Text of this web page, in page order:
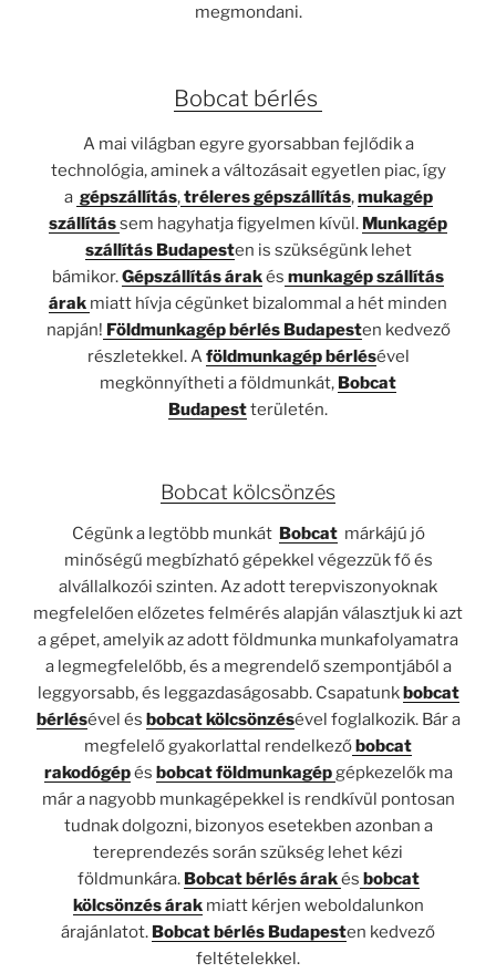
megmondani.
Bobcat bérlés
A mai világban egyre gyorsabban fejlődik a
technológia, aminek a változásait egyetlen piac, így
a gépszállítás,tréleres gépszállítás,mukagép
szállítássem hagyhatja figyelmen kívül. Munkagép
szállítás Budapesten is szükségünk lehet
bámikor.Gépszállítás árakés munkagép szállítás
árak miatt hívja cégünket bizalommal a hét minden
napján! Földmunkagép bérlés Budapesten kedvező
részletekkel. Aföldmunkagép bérlésével
megkönnyítheti a földmunkát, Bobcat
Budapestterületén.
Bobcat kölcsönzés
Cégünk a legtöbb munkát Bobcat márkájú jó
minőségű megbízható gépekkel végezzük fő és
alvállalkozói szinten. Az adott terepviszonyoknak
megfelelően előzetes felmérés alapján választjuk ki azt
a gépet, amelyik az adott földmunka munkafolyamatra
a legmegfelelőbb, és a megrendelő szempontjából a
leggyorsabb, és leggazdaságosabb. Csapatunkbobcat
bérlésével és bobcat kölcsönzésével foglalkozik. Bár a
megfelelő gyakorlattal rendelkezőbobcat
rakodógépés bobcat földmunkagépgépkezelők ma
már a nagyobb munkagépekkel is rendkívül pontosan
tudnak dolgozni, bizonyos esetekben azonban a
tereprendezés során szükség lehet kézi
földmunkára. Bobcat bérlés árakés bobcat
kölcsönzés árakmiatt kérjen weboldalunkon
árajánlatot. Bobcat bérlés Budapesten kedvező
feltételekkel.